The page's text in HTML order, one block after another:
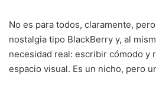
No es para todos, claramente,
nostalgia tipo BlackBerry y, al
necesidad real: escribir cómodo y
espacio visual. Es un nicho, pero